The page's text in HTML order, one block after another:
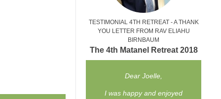
TESTIMONIAL 4TH RETREAT - A THANK
YOU LETTER FROM RAV ELIAHU
BIRNBAUM
The 4th Matanel Retreat 2018
Dear Joelle,
I was happy and enjoyed